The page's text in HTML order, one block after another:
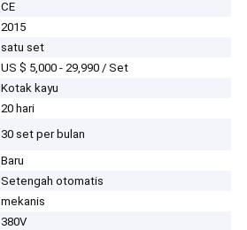
CE
2015
satu set
US $ 5,000 - 29,990 / Set
Kotak kayu
20 hari
30 set per bulan
Baru
Setengah otomatis
mekanis
380V